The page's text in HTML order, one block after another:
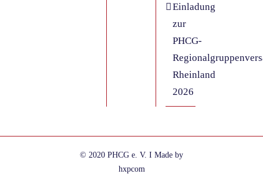
Einladung
zur
PHCG-
Rheinland
2026
© 2020 PHCG e. V. I Made by
hxpcom